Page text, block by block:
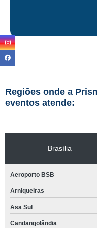
Regiões onde a
eventos atende:
Brasília
Aeroporto BSB
Arniqueiras
Asa Sul
Candangolândia